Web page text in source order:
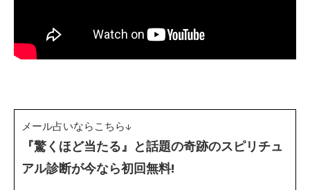
メール占いならこちら↓
『驚くほど当たる』と話題の奇跡のスピリチュ
アル診断が今なら初回無料!